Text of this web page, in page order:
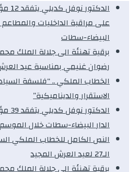
على مراقبة الداخليات والمطاعم
البيضاء-سطات
برقية تهنئة الى جلالة الملك
رضوان غنيمي بمناسبة عيد
الخطاب الملكي .. “فلسفة
الاستقرار والديناميكية”
الدار البيضاء-سطات خلال الموسم
النص الكامل للخطاب الملكي
الـ27 لعيد العرش المجيد
برقية تهنئة الى جلالة الملك